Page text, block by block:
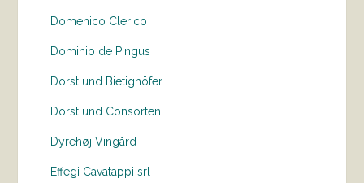
Domenico Clerico
Dominio de Pingus
Dorst und Bietighöfer
Dorst und Consorten
Dyrehøj Vingård
Effegi Cavatappi srl